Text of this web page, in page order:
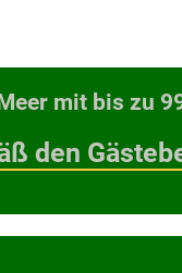
mit bis zu
den